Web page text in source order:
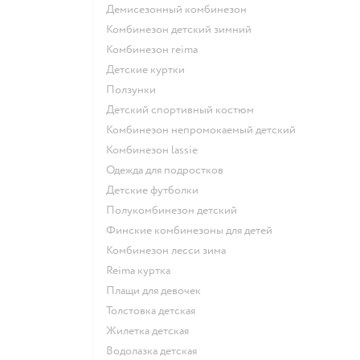
Демисезонный комбинезон
Комбинезон детский зимний
Комбинезон reima
Детские куртки
Ползунки
Детский спортивный костюм
Комбинезон непромокаемый детский
Комбинезон lassie
Одежда для подростков
Детские футболки
Полукомбинезон детский
Финские комбинезоны для детей
Комбинезон лесси зима
Reima куртка
Плащи для девочек
Толстовка детская
Жилетка детская
Водолазка детская